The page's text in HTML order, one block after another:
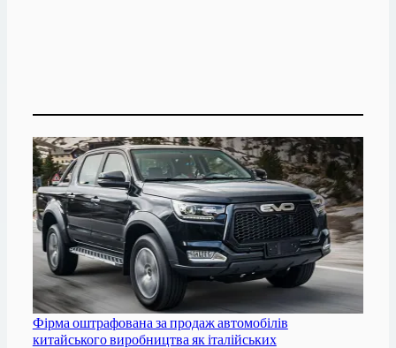
Фірма оштрафована за продаж автомобілів
китайського виробництва як італійських